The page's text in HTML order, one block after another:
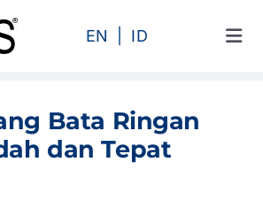
EN ID
Bata Ringan
dan Tepat